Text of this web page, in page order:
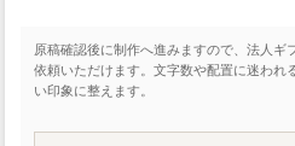
原稿確認後に制作へ進みますので、法人ギ
依頼いただけます。文字数や配置に迷われ
い印象に整えます。